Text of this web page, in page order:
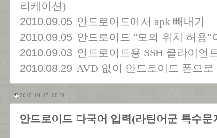
리케이션)
2010.09.05 안드로이드에서 apk 빼내기
2010.09.05 안드로이드 "모의 위치 허용"
2010.09.03 안드로이드용 SSH 클라이언
2010.08.29 AVD 없이 안드로이드 폰으
2010. 10. 15. 00:24
안드로이드 다국어 입력(라틴어군 특수문